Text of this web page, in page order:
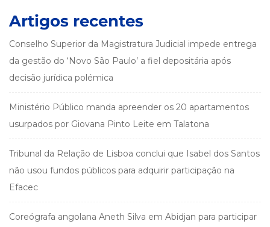
Artigos recentes
Conselho Superior da Magistratura Judicial impede entrega
da gestão do ‘Novo São Paulo’ a fiel depositária após
decisão jurídica polémica
Ministério Público manda apreender os 20 apartamentos
usurpados por Giovana Pinto Leite em Talatona
Tribunal da Relação de Lisboa conclui que Isabel dos Santos
não usou fundos públicos para adquirir participação na
Efacec
Coreógrafa angolana Aneth Silva em Abidjan para participar